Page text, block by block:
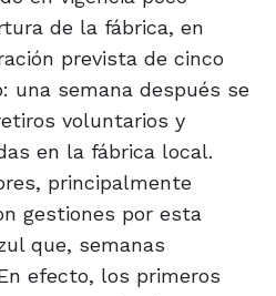
de la fábrica, en
prevista de cinco
una semana después se
voluntarios y
en la fábrica local.
principalmente
gestiones por esta
que, semanas
efecto, los primeros